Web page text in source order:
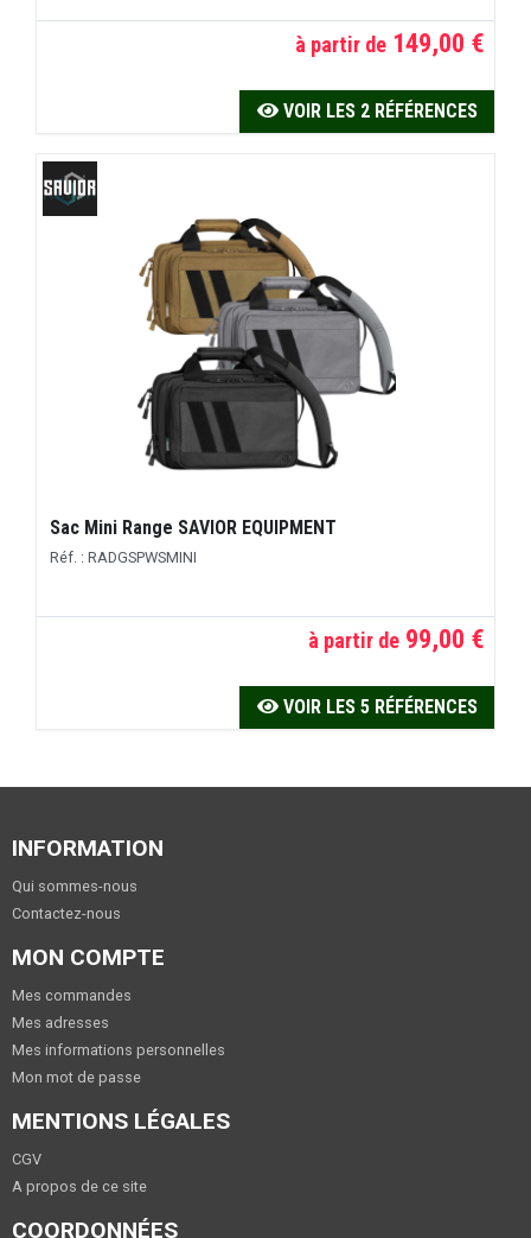
à partir de 149,00 €
VOIR LES 2 RÉFÉRENCES
Sac Mini Range SAVIOR EQUIPMENT
Réf. : RADGSPWSMINI
à partir de 99,00 €
VOIR LES 5 RÉFÉRENCES
INFORMATION
Qui sommes-nous
Contactez-nous
MON COMPTE
Mes commandes
Mes adresses
Mes informations personnelles
Mon mot de passe
MENTIONS LÉGALES
CGV
A propos de ce site
COORDONNÉES